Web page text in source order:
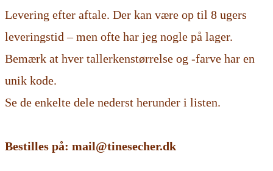
Levering efter aftale. Der kan være op til 8 ugers
leveringstid – men ofte har jeg nogle på lager.
Bemærk at hver tallerkenstørrelse og -farve har en
unik kode.
Se de enkelte dele nederst herunder i listen.
Bestilles på: mail@tinesecher.dk